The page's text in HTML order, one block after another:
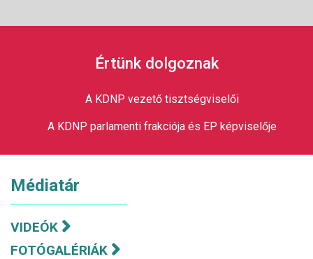
Értünk dolgoznak
A KDNP vezető tisztségviselői
A KDNP parlamenti frakciója és EP képviselője
Médiatár
VIDEÓK
FOTÓGALÉRIÁK